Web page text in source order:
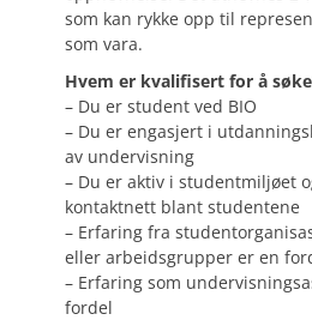
som kan rykke opp til
som vara.
Hvem er kvalifisert for å
– Du er student ved BIO
– Du er engasjert i
av undervisning
– Du er aktiv i studentmiljøet
kontaktnett blant studentene
– Erfaring fra
eller arbeidsgrupper er en
– Erfaring som
fordel